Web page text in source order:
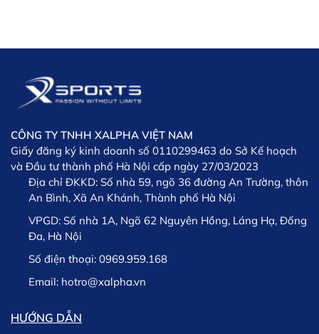
CÔNG TY TNHH XALPHA VIỆT NAM
Giấy đăng ký kinh doanh số 0110299463 do Sở Kế hoạch
và Đầu tư thành phố Hà Nội cấp ngày 27/03/2023
Địa chỉ ĐKKD: Số nhà 59, ngõ 36 đường An Trường, thôn
An Bình, Xã An Khánh, Thành phố Hà Nội
VPGD: Số nhà 1A, Ngõ 62 Nguyên Hồng, Láng Hạ, Đống
Đa, Hà Nội
Số điện thoại: 0969.959.168
Email: hotro@xalpha.vn
HƯỚNG DẪN